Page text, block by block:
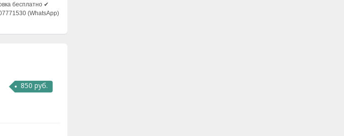
бесплатно ✔
(WhatsApp)
850 руб.